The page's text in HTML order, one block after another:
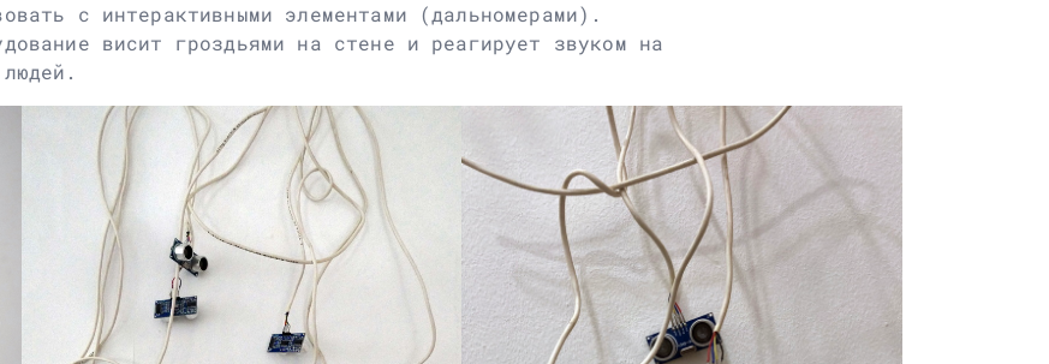
с интерактивными элементами (дальномерами).
висит гроздьями на стене и реагирует звуком на